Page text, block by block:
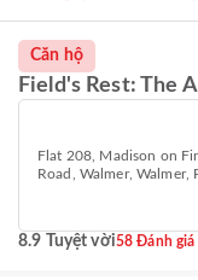
Căn hộ
Field's Rest: The
Flat 208, Madison on
Road, Walmer, Walmer,
8.9 Tuyệt vời58 Đánh giá